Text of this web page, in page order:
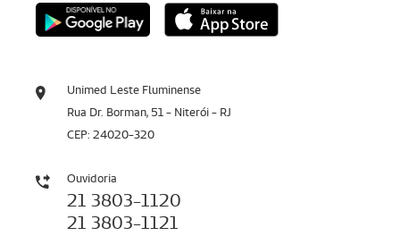
Unimed Leste Fluminense
Rua Dr. Borman, 51 - Niterói - RJ
CEP: 24020-320
Ouvidoria
21 3803-1120
21 3803-1121